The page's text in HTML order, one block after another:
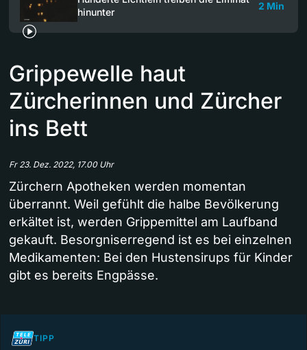
hinunter
2 Min
Grippewelle haut
Zürcherinnen und Zürcher
ins Bett
Fr 23. Dez. 2022, 17.00 Uhr
Zürchern Apotheken werden momentan
überrannt. Weil gefühlt die halbe Bevölkerung
erkältet ist, werden Grippemittel am Laufband
gekauft. Besorgniserregend ist es bei einzelnen
Medikamenten: Bei den Hustensirups für Kinder
gibt es bereits Engpässe.
TIPP